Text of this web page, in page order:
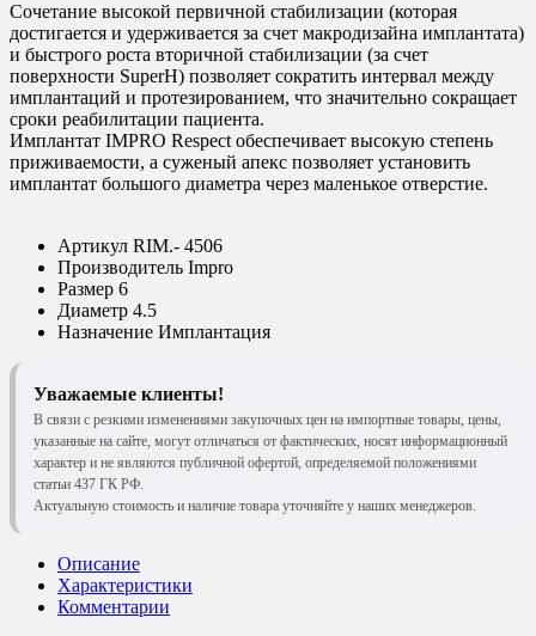
Сочетание высокой первичной стабилизации (которая
достигается и удерживается за счет макродизайна имплантата)
и быстрого роста вторичной стабилизации (за счет
поверхности SuperH) позволяет сократить интервал между
имплантаций и протезированием, что значительно сокращает
сроки реабилитации пациента.
Имплантат IMPRO Respect обеспечивает высокую степень
приживаемости, а суженый апекс позволяет установить
имплантат большого диаметра через маленькое отверстие.
Артикул RIM.- 4506
Производитель Impro
Размер 6
Диаметр 4.5
Назначение Имплантация
Уважаемые клиенты!
В связи с резкими изменениями закупочных цен на импортные товары, цены,
указанные на сайте, могут отличаться от фактических, носят информационный
характер и не являются публичной офертой, определяемой положениями
статьи 437 ГК РФ.
Актуальную стоимость и наличие товара уточняйте у наших менеджеров.
Описание
Характеристики
Комментарии